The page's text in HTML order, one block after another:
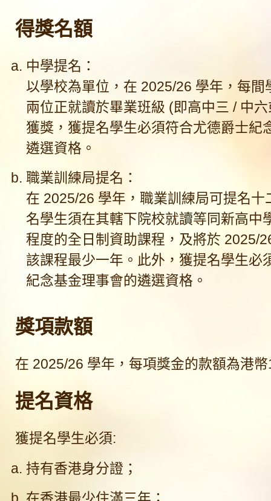
得獎名額
中學提名：
以學校為單位，在 2025/26 學年，每間
兩位正就讀於畢業班級 (即高中三 / 中
獲獎，獲提名學生必須符合尤德爵士紀
遴選資格。
職業訓練局提名：
在 2025/26 學年，職業訓練局可提名十
名學生須在其轄下院校就讀等同新高中
程度的全日制資助課程，及將於 2025/
該課程最少一年。此外，獲提名學生必
紀念基金理事會的遴選資格。
獎項款額
在 2025/26 學年，每項獎金的款額為港
提名資格
獲提名學生必須:
持有香港身分證；
在香港最少住滿三年；